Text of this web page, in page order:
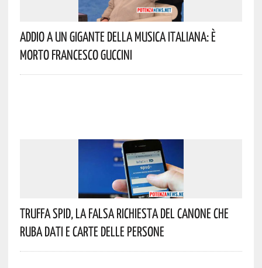
Addio A Un Gigante Della Musica Italiana: È
Morto Francesco Guccini
Truffa Spid, La Falsa Richiesta Del Canone Che
Ruba Dati E Carte Delle Persone